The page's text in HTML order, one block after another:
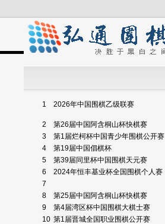
1 2026年中国围棋乙级联赛
2
第26届中国阿含桐山杯快棋赛
3
第1届烂柯杯中国青少年围棋公开赛
4
第19届中国倡棋杯
5
第39届同里杯中国围棋天元赛
6
2024年恒丰基业杯全国围棋个人赛
7
8
第25届中国阿含桐山杯快棋赛
9
第4届湾区杯中国围棋大棋士赛
10 第1届晋城全国职业围棋公开赛